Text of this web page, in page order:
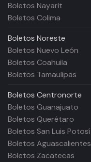
Boletos Nayarit
Boletos Colima
Boletos Noreste
Boletos Nuevo León
Boletos Coahuila
Boletos Tamaulipas
Boletos Centronorte
Boletos Guanajuato
Boletos Querétaro
Boletos San Luis Potosí
Boletos Aguascalientes
Boletos Zacatecas